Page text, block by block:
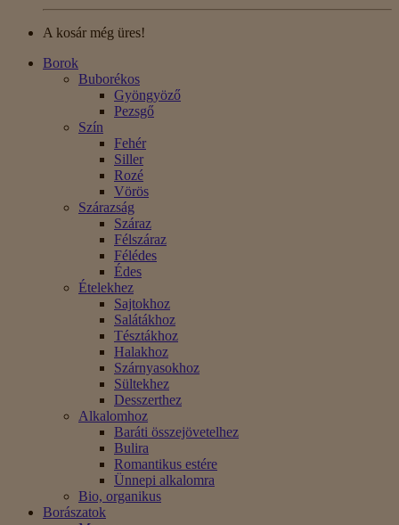
A kosár még üres!
Borok
Buborékos
Gyöngyöző
Pezsgő
Szín
Fehér
Siller
Rozé
Vörös
Szárazság
Száraz
Félszáraz
Félédes
Édes
Ételekhez
Sajtokhoz
Salátákhoz
Tésztákhoz
Halakhoz
Szárnyasokhoz
Sültekhez
Desszerthez
Alkalomhoz
Baráti összejövetelhez
Bulira
Romantikus estére
Ünnepi alkalomra
Bio, organikus
Borászatok